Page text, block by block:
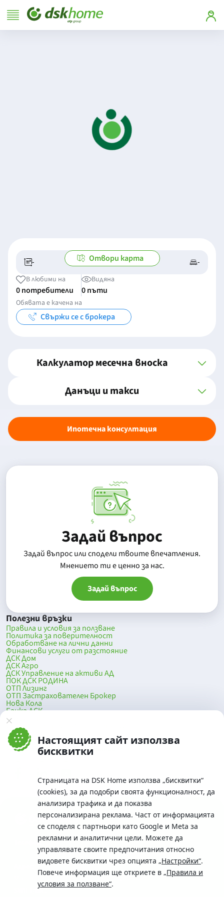
Настоящият сайт използва
бисквитки
Страницата на DSK Home използва „бисквитки“
(cookies), за да подобри своята функционалност, да
анализира трафика и да показва
персонализирана реклама. Част от информацията
се споделя с партньори като Google и Meta за
рекламни и аналитични цели. Можете да
управлявате своите предпочитания относно
видовете бисквитки чрез опцията „Настройки“.
Повече информация ще откриете в „Правила и
условия за ползване“.
- -/- -
Отвори карта
В любими на
0 потребители
Видяна
0 пъти
Обявата е качена на
Свържи се с брокера
Калкулатор месечна вноска
Данъци и такси
Ипотечна консултация
Задай въпрос
Задай въпрос или сподели твоите впечатления.
Mнението ти е ценно за нас.
Задай въпрос
Полезни връзки
Правила и условия за ползване
Политика за поверителност
Обработване на лични данни
Финансови услуги от разстояние
ДСК Дом
ДСК Агро
ДСК Управление на активи АД
ПОК ДСК РОДИНА
ОТП Лизинг
ОТП Застрахователен Брокер
Нова Кола
Банка ДСК
DSK Mobile
Оферти за продажба от Банка ДСК
Клонова мрежа и банкомати
До началото на страницата
Телефон:
0700 10 375 / *2375
Московска No.19 / ул. Г. Бенковски No. 5, София 1036
SWIFT/BIC: